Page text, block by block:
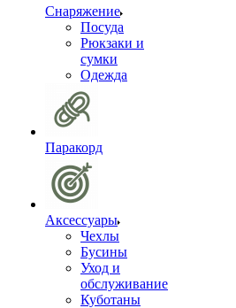
Снаряжение
Посуда
Рюкзаки и
сумки
Одежда
Паракорд
Аксессуары
Чехлы
Бусины
Уход и
обслуживание
Куботаны